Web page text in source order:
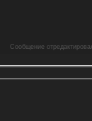
Сообщение